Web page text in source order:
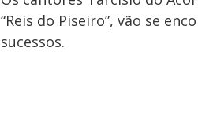
“Reis do Piseiro”, vão se
sucessos.